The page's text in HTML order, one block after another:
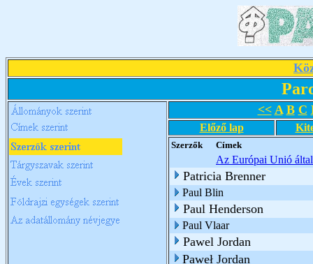
<< A B C
Előző lap
Szerzők Címek
Az Európai Unió
Patricia Brenner
Paul Blin
Paul Henderson
Paul Vlaar
Pawel Jordan
Paweł Jordan